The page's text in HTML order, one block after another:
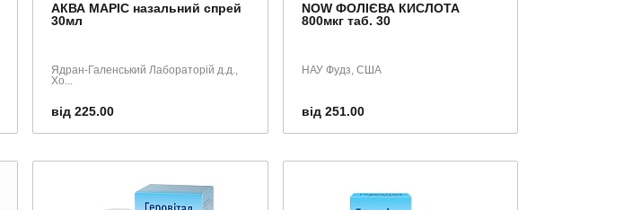
АКВА МАРІС назальний спрей
30мл
Ядран-Галенський Лабораторій д.д.,
Хо...
від 225.00
NOW ФОЛІЄВА КИСЛОТА
800мкг таб. 30
НАУ Фудз, США
від 251.00